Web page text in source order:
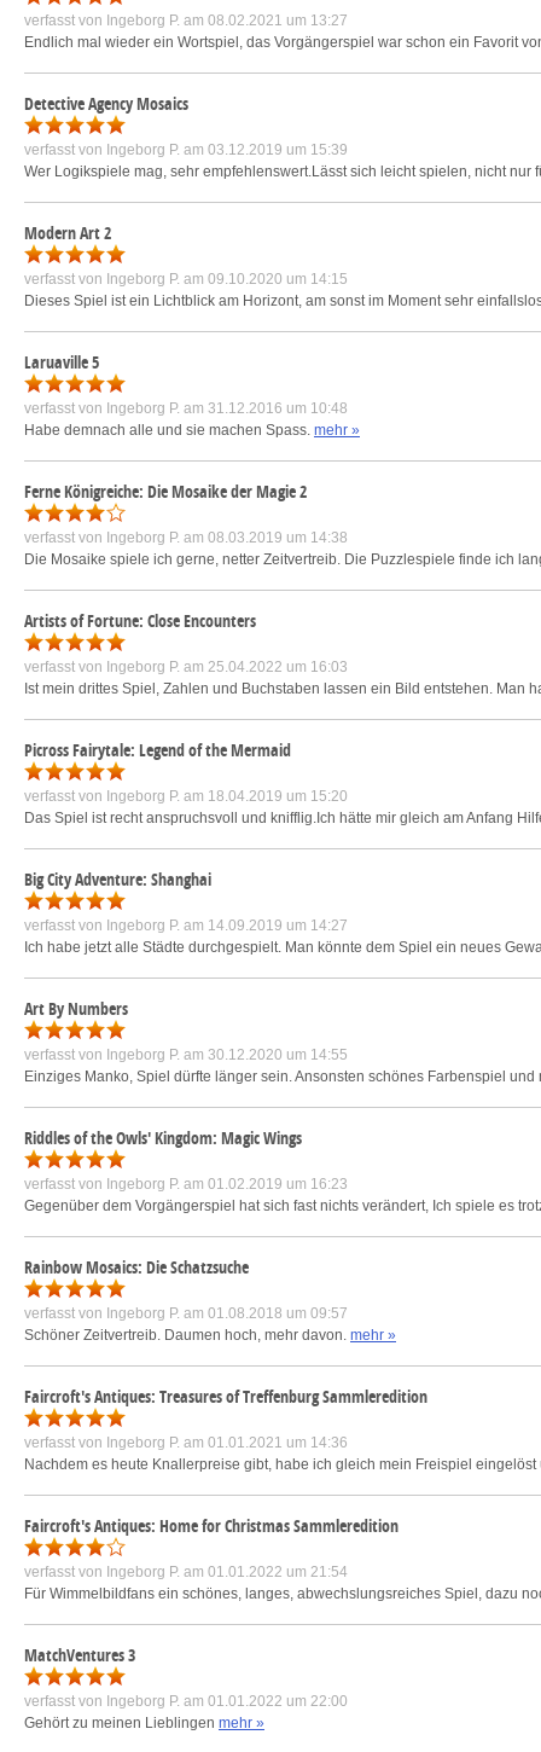
verfasst von Ingeborg P. am 08.02.2021 um 13:27
Endlich mal wieder ein Wortspiel, das Vorgängerspiel war schon ein Favorit
Detective Agency Mosaics
verfasst von Ingeborg P. am 03.12.2019 um 15:39
Wer Logikspiele mag, sehr empfehlenswert.Lässt sich leicht spielen, nicht
Modern Art 2
verfasst von Ingeborg P. am 09.10.2020 um 14:15
Dieses Spiel ist ein Lichtblick am Horizont, am sonst im Moment sehr
Laruaville 5
verfasst von Ingeborg P. am 31.12.2016 um 10:48
Habe demnach alle und sie machen Spass. mehr »
Ferne Königreiche: Die Mosaike der Magie 2
verfasst von Ingeborg P. am 08.03.2019 um 14:38
Die Mosaike spiele ich gerne, netter Zeitvertreib. Die Puzzlespiele finde ich
Artists of Fortune: Close Encounters
verfasst von Ingeborg P. am 25.04.2022 um 16:03
Ist mein drittes Spiel, Zahlen und Buchstaben lassen ein Bild entstehen. Man
Picross Fairytale: Legend of the Mermaid
verfasst von Ingeborg P. am 18.04.2019 um 15:20
Das Spiel ist recht anspruchsvoll und knifflig.Ich hätte mir gleich am Anfang
Big City Adventure: Shanghai
verfasst von Ingeborg P. am 14.09.2019 um 14:27
Ich habe jetzt alle Städte durchgespielt. Man könnte dem Spiel ein neues
Art By Numbers
verfasst von Ingeborg P. am 30.12.2020 um 14:55
Einziges Manko, Spiel dürfte länger sein. Ansonsten schönes Farbenspiel
Riddles of the Owls' Kingdom: Magic Wings
verfasst von Ingeborg P. am 01.02.2019 um 16:23
Gegenüber dem Vorgängerspiel hat sich fast nichts verändert, Ich spiele es
Rainbow Mosaics: Die Schatzsuche
verfasst von Ingeborg P. am 01.08.2018 um 09:57
Schöner Zeitvertreib. Daumen hoch, mehr davon. mehr »
Faircroft's Antiques: Treasures of Treffenburg Sammleredition
verfasst von Ingeborg P. am 01.01.2021 um 14:36
Nachdem es heute Knallerpreise gibt, habe ich gleich mein Freispiel
Faircroft's Antiques: Home for Christmas Sammleredition
verfasst von Ingeborg P. am 01.01.2022 um 21:54
Für Wimmelbildfans ein schönes, langes, abwechslungsreiches Spiel, dazu
MatchVentures 3
verfasst von Ingeborg P. am 01.01.2022 um 22:00
Gehört zu meinen Lieblingen mehr »